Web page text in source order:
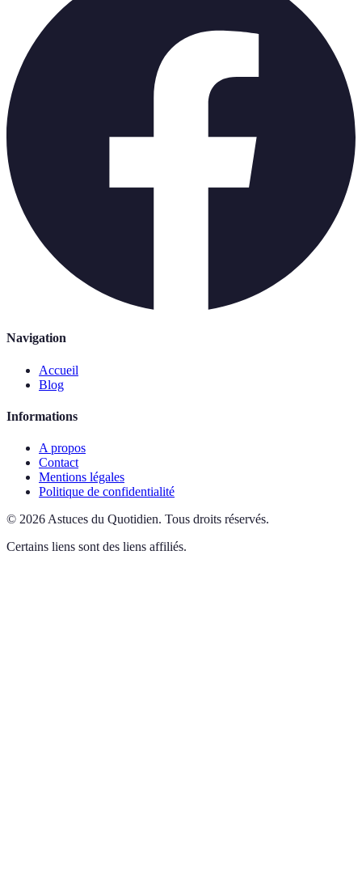
Navigation
Accueil
Blog
Informations
A propos
Contact
Mentions légales
Politique de confidentialité
© 2026 Astuces du Quotidien. Tous droits réservés.
Certains liens sont des liens affiliés.